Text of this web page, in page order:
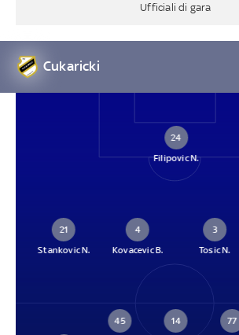
Ufficiali di gara
Cukaricki
24
Filipovic N.
21
Stankovic N.
4
Kovacevic B.
3
Tosic N.
45
14
77